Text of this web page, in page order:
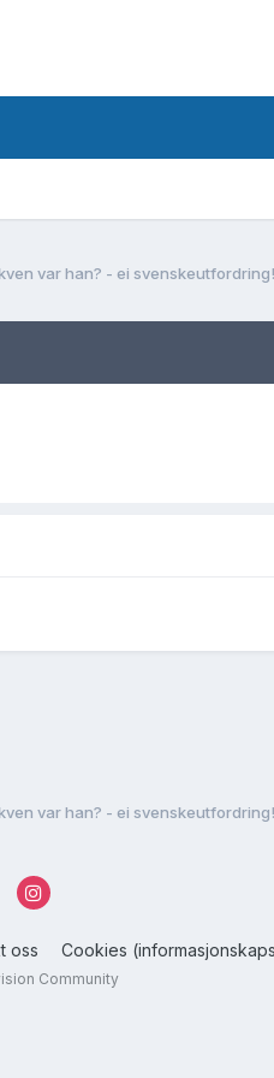
var han? - ei svenskeutfordring!
var han? - ei svenskeutfordring!
oss Cookies
Community